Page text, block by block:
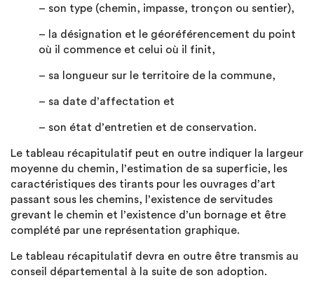
– son type (chemin, impasse, tronçon ou sentier),
– la désignation et le géoréférencement du point
où il commence et celui où il finit,
– sa longueur sur le territoire de la commune,
– sa date d’affectation et
– son état d’entretien et de conservation.
Le tableau récapitulatif peut en outre indiquer la largeur
moyenne du chemin, l’estimation de sa superficie, les
caractéristiques des tirants pour les ouvrages d’art
passant sous les chemins, l’existence de servitudes
grevant le chemin et l’existence d’un bornage et être
complété par une représentation graphique.
Le tableau récapitulatif devra en outre être transmis au
conseil départemental à la suite de son adoption.